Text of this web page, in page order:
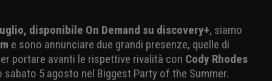
disponibile On Demand su discovery+, siamo
e sono annunciare due grandi presenze, quelle di
portare avanti le rispettive rivalità con Cody Rhodes
5 agosto nel Biggest Party of the Summer.